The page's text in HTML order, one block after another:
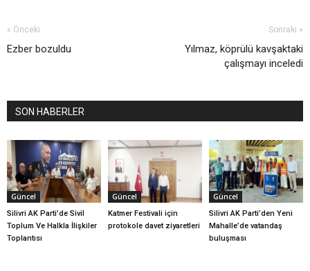
« Önceki
Ezber bozuldu
Sonraki »
Yılmaz, köprülü kavşaktaki
çalışmayı inceledi
SON HABERLER
Güncel
Silivri AK Parti’de Sivil
Toplum Ve Halkla İlişkiler
Toplantısı
Güncel
Katmer Festivali için
protokole davet ziyaretleri
Güncel
Silivri AK Parti’den Yeni
Mahalle’de vatandaş
buluşması